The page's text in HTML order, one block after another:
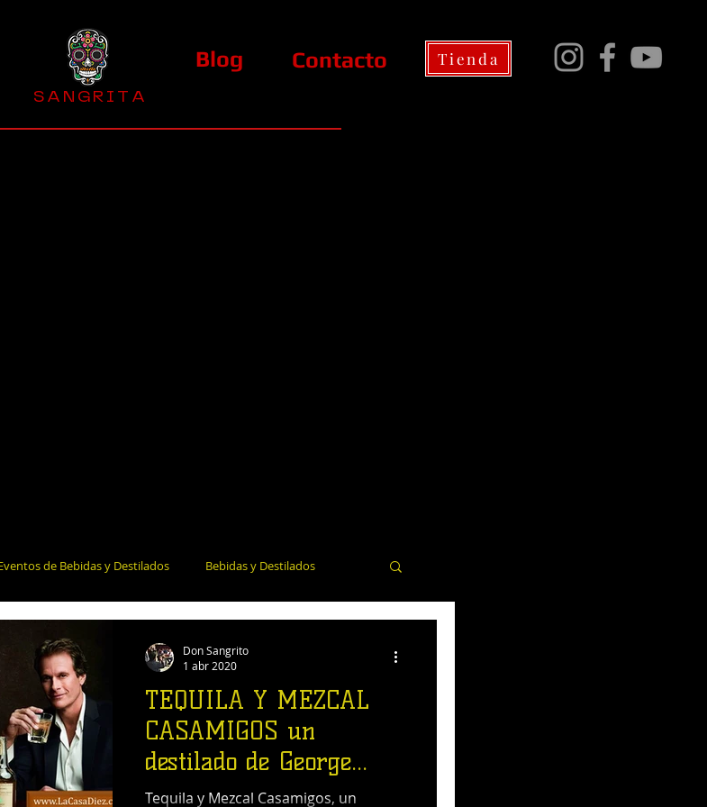
Blog Contacto Tienda
S A N G R I T A
de Bebidas y Destilados Bebidas y Destilados
y Restaurantes
TEQUILA Y MEZCAL
CASAMIGOS un
destilado de George
Clooney y amistades
Tequila y Mezcal Casamigos, un
Don Sangrito
1 abr 2020